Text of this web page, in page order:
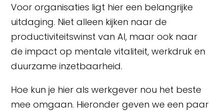
Voor organisaties ligt hier een belangrijke
uitdaging. Niet alleen kijken naar de
productiviteitswinst van AI, maar ook naar
de impact op mentale vitaliteit, werkdruk en
duurzame inzetbaarheid.
Hoe kun je hier als werkgever nou het beste
mee omgaan. Hieronder geven we een paar